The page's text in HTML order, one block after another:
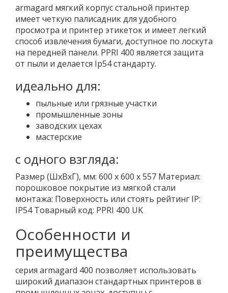
armagard мягкий корпус стальной принтер
имеет четкую палисадник для удобного
просмотра и принтер этикеток и имеет легкий
способ извлечения бумаги, доступное по лоскута
на передней панели. PPRI 400 является защита
от пыли и делается Ip54 стандарту.
идеально для:
пыльные или грязные участки
промышленные зоны
заводских цехах
мастерские
с одного взгляда:
Размер (ШхВхГ), мм: 600 х 600 х 557 Материал:
порошковое покрытие из мягкой стали
монтажа: Поверхность или стоять рейтинг IP:
IP54 Товарный код: PPRI 400 UK
Особенности и
преимущества
серия armagard 400 позволяет использовать
широкий диапазон стандартных принтеров в